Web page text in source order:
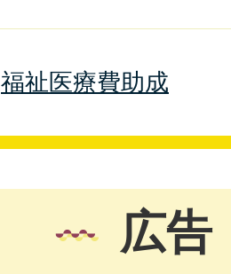
福祉医療費助成
広告